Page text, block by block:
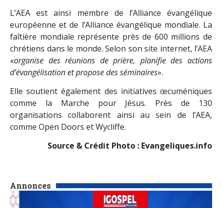
Annonces
L’AEA est ainsi membre de l’Alliance évangélique
européenne et de l’Alliance évangélique mondiale. La
faîtière mondiale représente près de 600 millions de
chrétiens dans le monde. Selon son site internet, l’AEA
«organise des réunions de prière, planifie des actions
d’évangélisation et propose des séminaires».
Elle soutient également des initiatives œcuméniques
comme la Marche pour Jésus. Près de 130
organisations collaborent ainsi au sein de l’AEA,
comme Open Doors et Wycliffe.
Source & Crédit Photo : Evangeliques.info